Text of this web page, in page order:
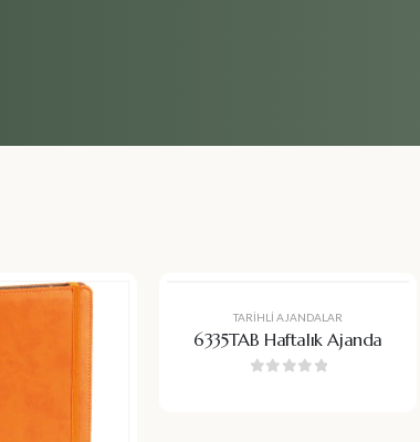
TARIHLI AJANDALAR
6335TAB Haftalık Ajanda